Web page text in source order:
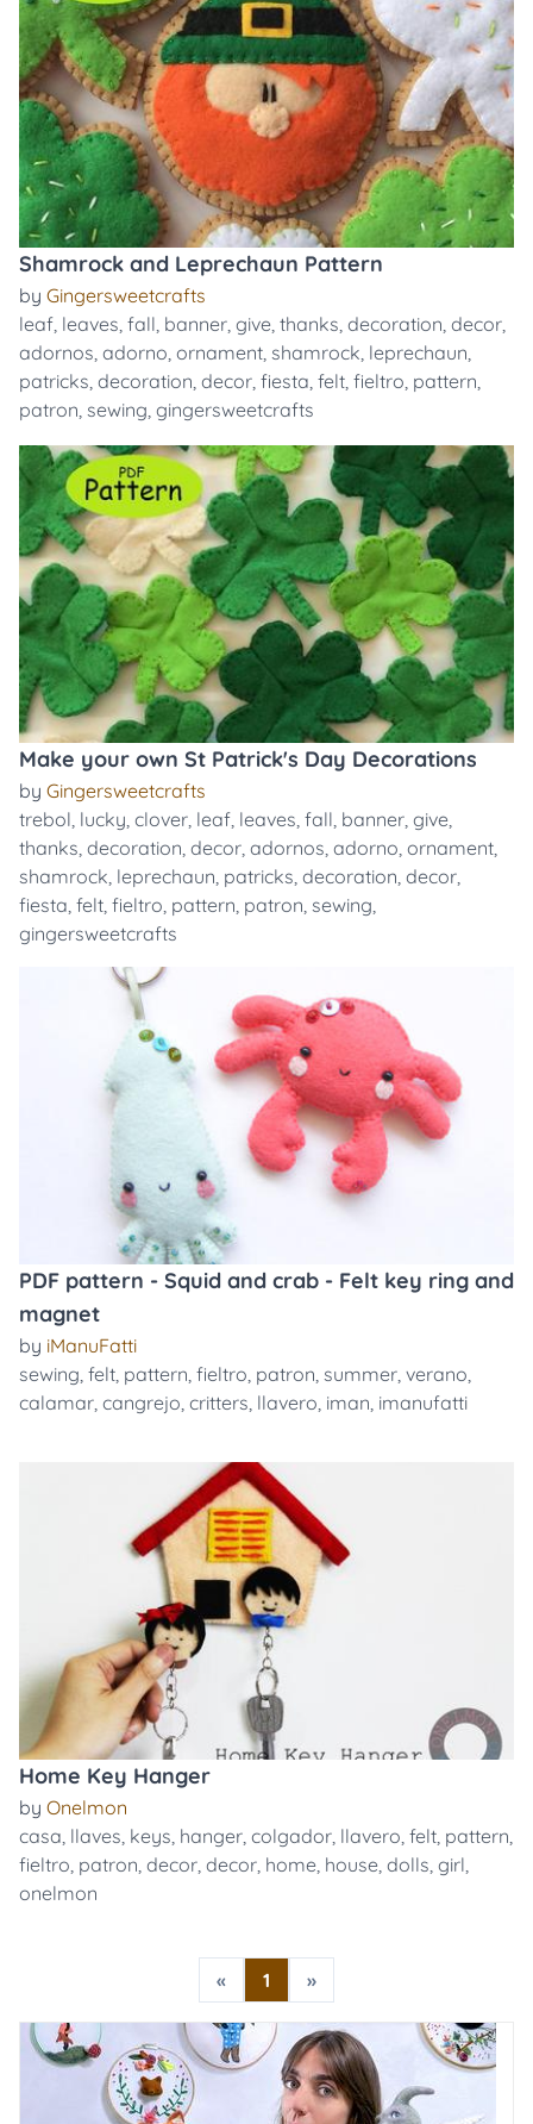
Shamrock and Leprechaun Pattern
by Gingersweetcrafts
leaf, leaves, fall, banner, give, thanks, decoration, decor,
adornos, adorno, ornament, shamrock, leprechaun,
patricks, decoration, decor, fiesta, felt, fieltro, pattern,
patron, sewing, gingersweetcrafts
Make your own St Patrick's Day Decorations
by Gingersweetcrafts
trebol, lucky, clover, leaf, leaves, fall, banner, give,
thanks, decoration, decor, adornos, adorno, ornament,
shamrock, leprechaun, patricks, decoration, decor,
fiesta, felt, fieltro, pattern, patron, sewing,
gingersweetcrafts
PDF pattern - Squid and crab - Felt key ring and
magnet
by iManuFatti
sewing, felt, pattern, fieltro, patron, summer, verano,
calamar, cangrejo, critters, llavero, iman, imanufatti
Home Key Hanger
by Onelmon
casa, llaves, keys, hanger, colgador, llavero, felt, pattern,
fieltro, patron, decor, decor, home, house, dolls, girl,
onelmon
« 1 »